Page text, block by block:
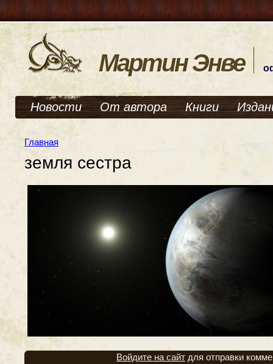
Мартин Энве
Новости От автора Книги
Главная
земля сестра
Войдите на сайт для отправки